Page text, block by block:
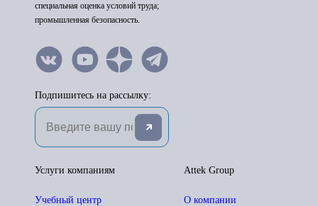
специальная оценка условий труда;
промышленная безопасность.
Подпишитесь на рассылку:
Attek Group
О компании
Услуги компаниям
Учебный центр